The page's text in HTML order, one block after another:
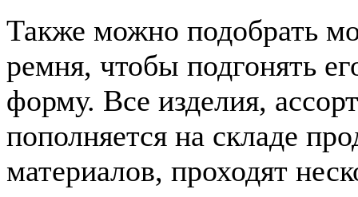
Также можно подобрать
ремня, чтобы подгонять
форму. Все изделия,
пополняется на складе
материалов, проходят